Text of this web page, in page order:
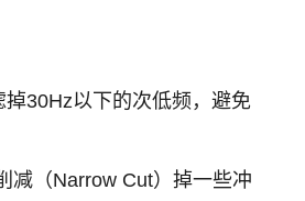
30Hz以下的次低频，避免
减（Narrow Cut）掉一些冲